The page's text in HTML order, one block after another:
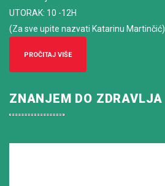
UTORAK: 10 -12H
(Za sve upite nazvati Katarinu Martinčić)
PROČITAJ VIŠE
ZNANJEM DO ZDRAVLJA